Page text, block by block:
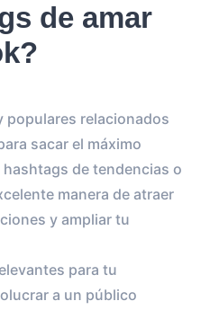
de amar
populares relacionados
sacar el máximo
de tendencias o
manera de atraer
y ampliar tu
para tu
a un público